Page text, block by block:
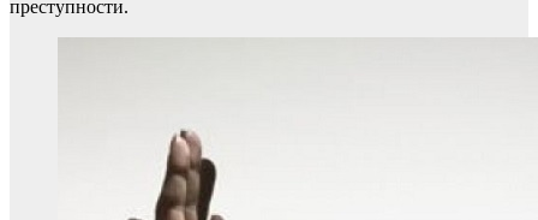
преступности.